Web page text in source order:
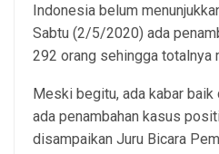
Indonesia belum
Sabtu (2/5/2020) ada
292 orang sehingga totalnya
Meski begitu, ada kabar
ada penambahan kasus
disampaikan Juru Bicara